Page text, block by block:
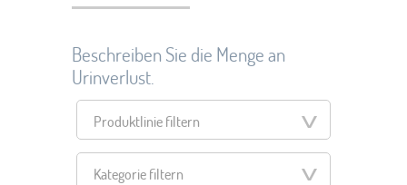
Beschreiben Sie die Menge an
Urinverlust.
Produktlinie filtern
Kategorie filtern